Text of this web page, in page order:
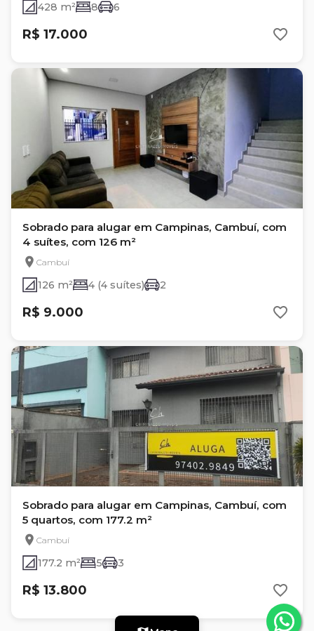
428 m² 8 6
R$ 17.000
Sobrado para alugar em Campinas, Cambuí, com
4 suítes, com 126 m²
Cambuí
126 m² 4 (4 suítes) 2
R$ 9.000
Sobrado para alugar em Campinas, Cambuí, com
5 quartos, com 177.2 m²
Cambuí
177.2 m² 5 3
R$ 13.800